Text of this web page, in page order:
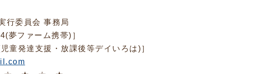
行委員会 事務局
ファーム携帯)］
発達支援・放課後等デイいろは)］